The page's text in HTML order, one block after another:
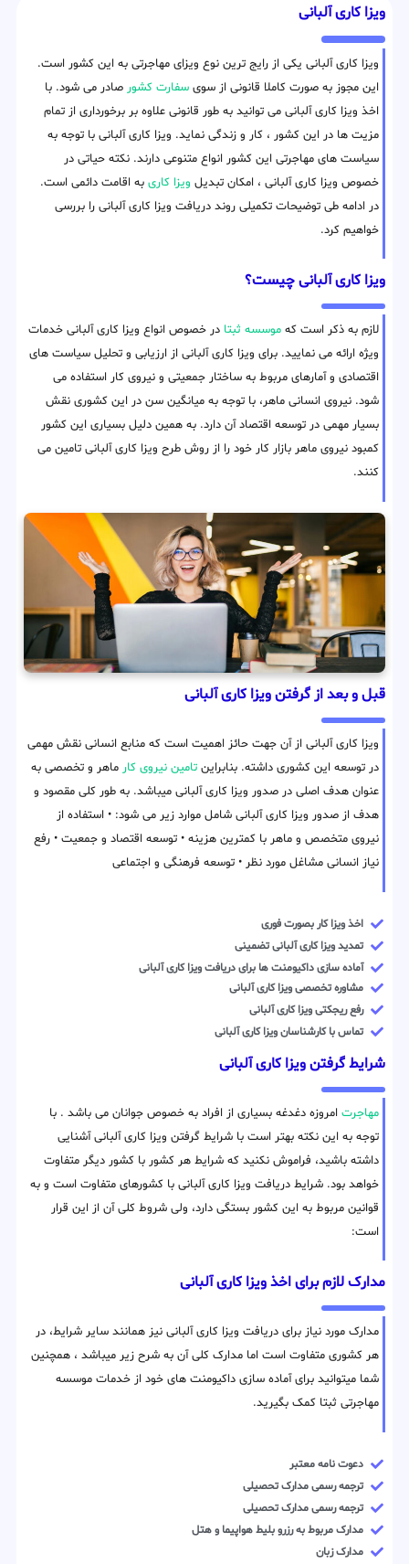
ویزا کاری آلبانی
ویزا کاری آلبانی یکی از رایج ترین نوع ویزای مهاجرتی به این کشور است.
این مجوز به صورت کاملا قانونی از سوی سفارت کشور صادر می شود. با
اخذ ویزا کاری آلبانی می توانید به طور قانونی علاوه بر برخورداری از تمام
مزیت ها در این کشور ، کار و زندگی نماید. ویزا کاری آلبانی با توجه به
سیاست های مهاجرتی این کشور انواع متنوعی دارند. نکته حیاتی در
خصوص ویزا کاری آلبانی ، امکان تبدیل ویزا کاری به اقامت دائمی است.
در ادامه طی توضیحات تکمیلی روند دریافت ویزا کاری آلبانی را بررسی
خواهیم کرد.
ویزا کاری آلبانی چیست؟
لازم به ذکر است که موسسه ثبتا در خصوص انواع ویزا کاری آلبانی خدمات
ویژه ارائه می نمایید. برای ویزا کاری آلبانی از ارزیابی و تحلیل سیاست های
اقتصادی و آمارهای مربوط به ساختار جمعیتی و نیروی کار استفاده می
شود. نیروی انسانی ماهر، با توجه به میانگین سن در این کشوری نقش
بسیار مهمی در توسعه اقتصاد آن دارد. به همین دلیل بسیاری این کشور
کمبود نیروی ماهر بازار کار خود را از روش طرح ویزا کاری آلبانی تامین می
کنند.
قبل و بعد از گرفتن ویزا کاری آلبانی
ویزا کاری آلبانی از آن جهت حائز اهمیت است که منابع انسانی نقش مهمی
در توسعه این کشوری داشته. بنابراین تامین نیروی کار ماهر و تخصصی به
عنوان هدف اصلی در صدور ویزا کاری آلبانی میباشد. به طور کلی مقصود و
هدف از صدور ویزا کاری آلبانی شامل موارد زیر می شود: • استفاده از
نیروی متخصص و ماهر با کمترین هزینه • توسعه اقتصاد و جمعیت • رفع
نیاز انسانی مشاغل مورد نظر • توسعه فرهنگی و اجتماعی
اخذ ویزا کار بصورت فوری
تمدید ویزا کاری آلبانی تضمینی
آماده سازی داکیومنت ها برای دریافت ویزا کاری آلبانی
مشاوره تخصصی ویزا کاری آلبانی
رفع ریجکتی ویزا کاری آلبانی
تماس با کارشناسان ویزا کاری آلبانی
شرایط گرفتن ویزا کاری آلبانی
مهاجرت امروزه دغدغه بسیاری از افراد به خصوص جوانان می باشد . با
توجه به این نکته بهتر است با شرایط گرفتن ویزا کاری آلبانی آشنایی
داشته باشید، فراموش نکنید که شرایط هر کشور با کشور دیگر متفاوت
خواهد بود. شرایط دریافت ویزا کاری آلبانی با کشورهای متفاوت است و به
قوانین مربوط به این کشور بستگی دارد، ولی شروط کلی آن از این قرار
است:
مدارک لازم برای اخذ ویزا کاری آلبانی
مدارک مورد نیاز برای دریافت ویزا کاری آلبانی نیز همانند سایر شرایط، در
هر کشوری متفاوت است اما مدارک کلی آن به شرح زیر میباشد ، همچنین
شما میتوانید برای آماده سازی داکیومنت های خود از خدمات موسسه
مهاجرتی ثبتا کمک بگیرید.
دعوت نامه معتبر
ترجمه رسمی مدارک تحصیلی
ترجمه رسمی مدارک تحصیلی
مدارک مربوط به رزرو بلیط هواپیما و هتل
مدارک زبان